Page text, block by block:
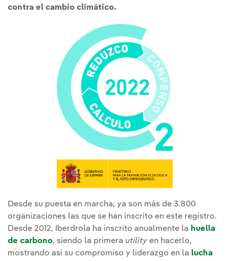
contra el cambio climático.
Desde su puesta en marcha, ya son más de 3.800
organizaciones las que se han inscrito en este registro.
Desde 2012, Iberdrola ha inscrito anualmente la huella
de carbono, siendo la primera utility en hacerlo,
mostrando así su compromiso y liderazgo en la lucha